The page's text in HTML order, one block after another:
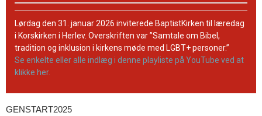
BaptistKirkens
YouTube-
kanal
Lørdag den 31. januar 2026 inviterede BaptistKirken til læredag
i Korskirken i Herlev. Overskriften var ”Samtale om Bibel,
tradition og inklusion i kirkens møde med LGBT+ personer.”
Se enkelte eller alle indlæg i denne playliste på YouTube ved at
klikke her.
Genstart2025
GENSTART2025